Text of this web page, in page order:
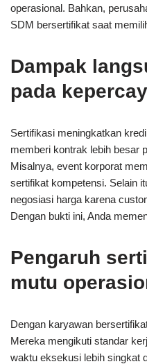
operasional. Bahkan,
SDM bersertifikat saat
Dampak
pada
Sertifikasi meningkatkan
memberi kontrak lebih besar
Misalnya, event korporat
sertifikat kompetensi. Selain
negosiasi harga karena
Dengan bukti ini, Anda
Pengaruh
mutu
Dengan karyawan
Mereka mengikuti standar
waktu eksekusi lebih singkat